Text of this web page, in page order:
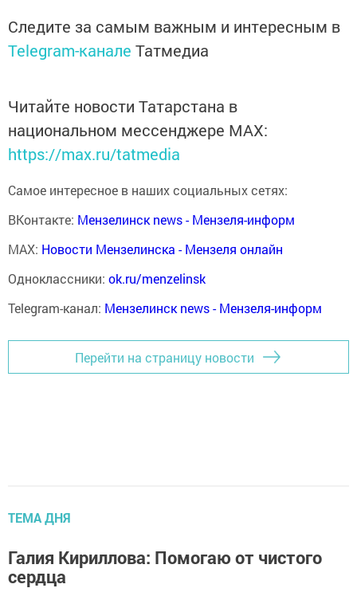
Следите за самым важным и интересным в
Telegram-канале Татмедиа
Читайте новости Татарстана в
национальном мессенджере MАХ:
https://max.ru/tatmedia
Самое интересное в наших социальных сетях:
ВКонтакте: Мензелинск news - Мензеля-информ
MAX: Новости Мензелинска - Мензеля онлайн
Одноклассники: ok.ru/menzelinsk
Telegram-канал: Мензелинск news - Мензеля-информ
Перейти на страницу новости
ТЕМА ДНЯ
Галия Кириллова: Помогаю от чистого
сердца